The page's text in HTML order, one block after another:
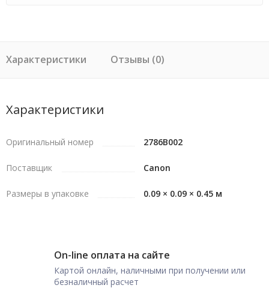
Характеристики Отзывы (0)
Характеристики
Оригинальный номер 2786B002
Поставщик Canon
Размеры в упаковке 0.09 × 0.09 × 0.45 м
On-line оплата на сайте
Картой онлайн, наличными при получении или
безналичный расчет